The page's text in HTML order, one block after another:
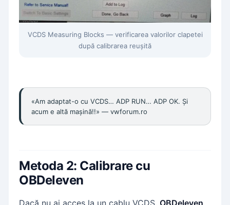
VCDS Measuring Blocks — verificarea valorilor clapetei
după calibrarea reușită
«Am adaptat-o cu VCDS… ADP RUN… ADP OK. Și
acum e altă mașină!!» — vwforum.ro
Metoda 2: Calibrare cu
OBDeleven
Dacă nu ai acces la un cablu VCDS, OBDeleven